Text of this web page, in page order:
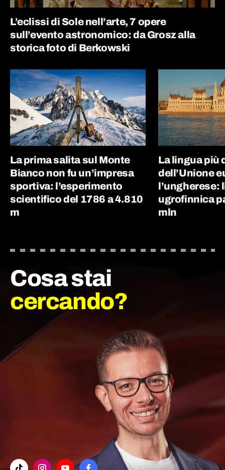
L’eclissi di Sole nell’arte, 7 opere
sull’evento astronomico: da Grosz alla
storica foto di Berkowski
La prima salita sul Monte
Bianco non fu un’impresa
sportiva: l’esperimento
scientifico del 1786 a 4.810
m
La lingua più
dell’Unione
l’ungherese:
ugrofinnica
mln
Cosa stai
cercando?